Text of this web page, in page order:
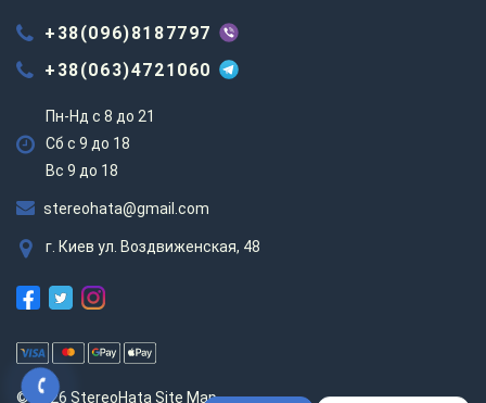
+38(096)8187797
+38(063)4721060
Пн-Нд с 8 до 21
Сб с 9 до 18
Вс 9 до 18
stereohata@gmail.com
г. Киев ул. Воздвиженская, 48
© 2026 StereoHata Site Map